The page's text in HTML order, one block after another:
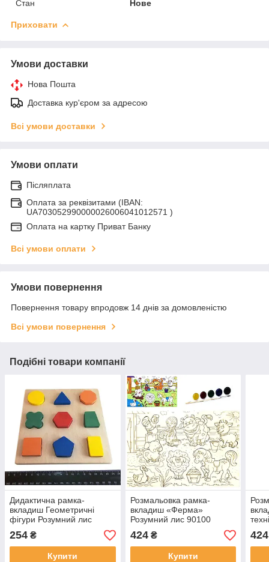
Стан
Нове
Приховати
Умови доставки
Нова Пошта
Доставка кур'єром за адресою
Всі умови доставки
Умови оплати
Післяплата
Оплата за реквізитами (IBAN:
UA703052990000026006041012571 )
Оплата на картку Приват Банку
Всі умови оплати
Умови повернення
Повернення товару впродовж 14 днів за домовленістю
Всі умови повернення
Подібні товари компанії
Дидактична рамка-
вкладиш Геометричні
фігури Розумний лис
(90074)
254 ₴
Купити
Розмальовка рамка-
вкладиш «Ферма»
Розумний лис 90100
424₴
Купити
424